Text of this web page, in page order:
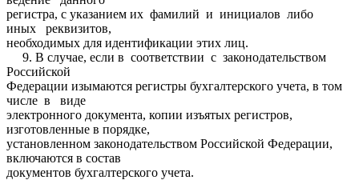
регистра, с указанием их фамилий и инициалов либо
иных реквизитов,
необходимых для идентификации этих лиц.
9. В случае, если в соответствии с законодательством
Российской
Федерации изымаются регистры бухгалтерского учета, в том
числе в виде
электронного документа, копии изъятых регистров,
изготовленные в порядке,
установленном законодательством Российской Федерации,
включаются в состав
документов бухгалтерского учета.